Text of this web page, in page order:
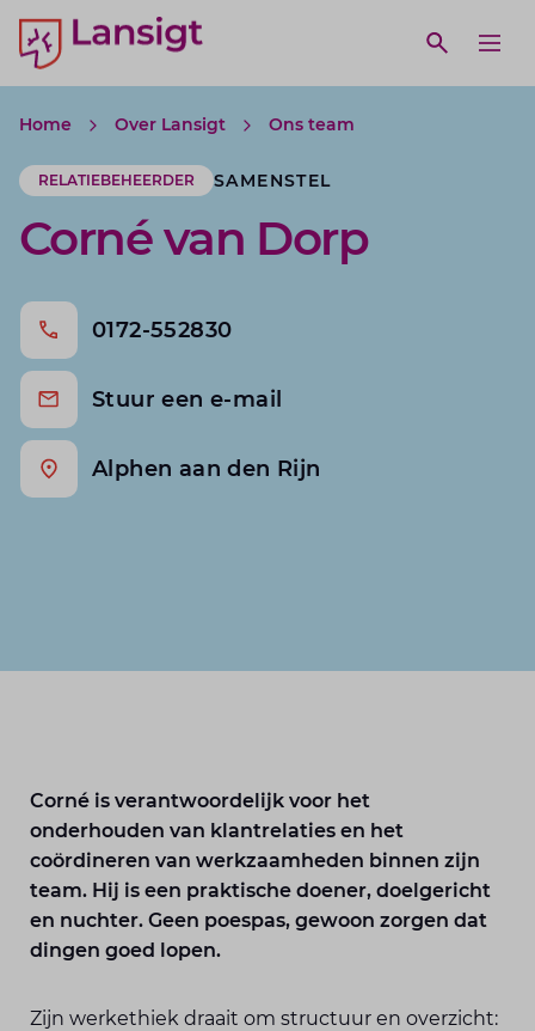
Lansigt Accountants logo
Open
search website
Home Over Lansigt Ons team
RELATIEBEHEERDER SAMENSTEL
Corné van Dorp
0172-552830
Stuur een e-mail
Alphen aan den Rijn
Corné is verantwoordelijk voor het
onderhouden van klantrelaties en het
coördineren van werkzaamheden binnen zijn
team. Hij is een praktische doener, doelgericht
en nuchter. Geen poespas, gewoon zorgen dat
dingen goed lopen.
Zijn werkethiek draait om structuur en overzicht: